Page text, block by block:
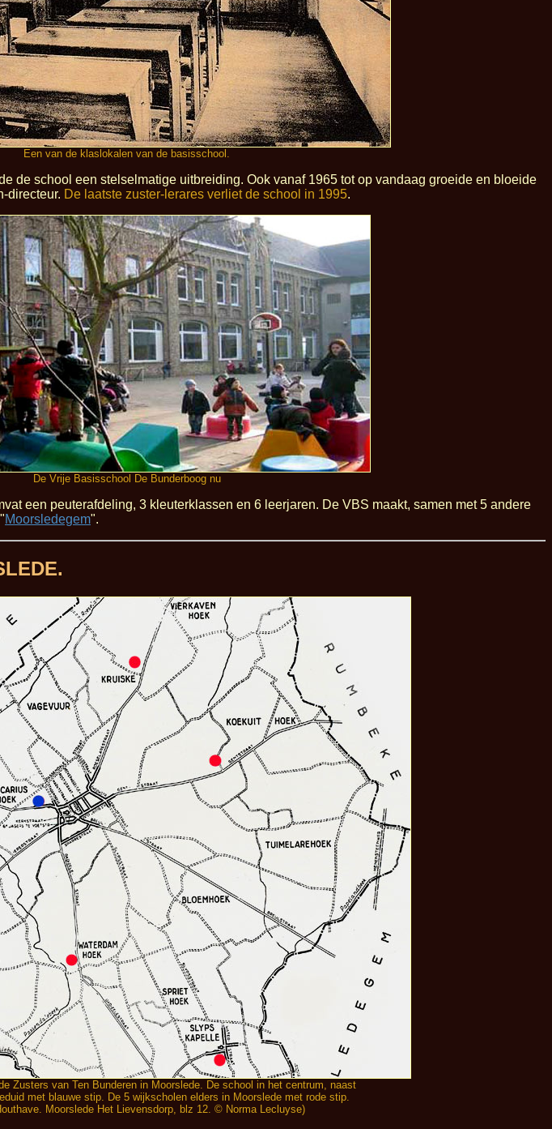
Een van de klaslokalen van de basisschool.
de school een stelselmatige uitbreiding. Ook vanaf 1965 tot op vandaag groeide en bloeide
directeur. De laatste zuster-lerares verliet de school in 1995.
De Vrije Basisschool De Bunderboog nu
een peuterafdeling, 3 kleuterklassen en 6 leerjaren. De VBS maakt, samen met 5 andere
Moorsledegem".
Zusters van Ten Bunderen in Moorslede. De school in het centrum, naast
met blauwe stip. De 5 wijkscholen elders in Moorslede met rode stip.
Moorslede Het Lievensdorp, blz 12. © Norma Lecluyse)